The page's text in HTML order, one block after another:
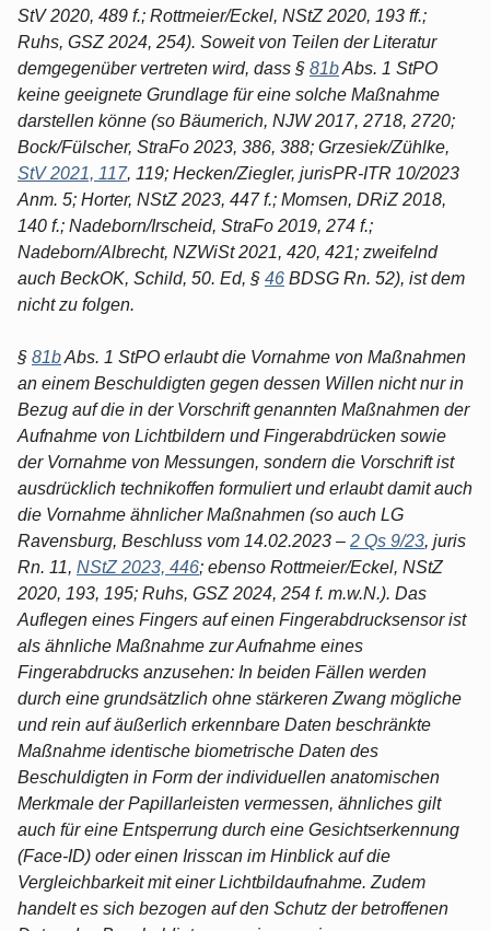
StV 2020, 489 f.; Rottmeier/Eckel, NStZ 2020, 193 ff.;
Ruhs, GSZ 2024, 254). Soweit von Teilen der Literatur
demgegenüber vertreten wird, dass § 81bAbs. 1 StPO
keine geeignete Grundlage für eine solche Maßnahme
darstellen könne (so Bäumerich, NJW 2017, 2718, 2720;
Bock/Fülscher, StraFo 2023, 386, 388; Grzesiek/Zühlke,
StV 2021, 117, 119; Hecken/Ziegler, jurisPR-ITR 10/2023
Anm. 5; Horter, NStZ 2023, 447 f.; Momsen, DRiZ 2018,
140 f.; Nadeborn/Irscheid, StraFo 2019, 274 f.;
Nadeborn/Albrecht, NZWiSt 2021, 420, 421; zweifelnd
auch BeckOK, Schild, 50. Ed, § 46 BDSG Rn. 52), ist dem
nicht zu folgen.
§ 81bAbs. 1 StPO erlaubt die Vornahme von Maßnahmen
an einem Beschuldigten gegen dessen Willen nicht nur in
Bezug auf die in der Vorschrift genannten Maßnahmen der
Aufnahme von Lichtbildern und Fingerabdrücken sowie
der Vornahme von Messungen, sondern die Vorschrift ist
ausdrücklich technikoffen formuliert und erlaubt damit auch
die Vornahme ähnlicher Maßnahmen (so auch LG
Ravensburg, Beschluss vom 14.02.2023 – 2 Qs 9/23, juris
Rn. 11, NStZ 2023, 446; ebenso Rottmeier/Eckel, NStZ
2020, 193, 195; Ruhs, GSZ 2024, 254 f. m.w.N.). Das
Auflegen eines Fingers auf einen Fingerabdrucksensor ist
als ähnliche Maßnahme zur Aufnahme eines
Fingerabdrucks anzusehen: In beiden Fällen werden
durch eine grundsätzlich ohne stärkeren Zwang mögliche
und rein auf äußerlich erkennbare Daten beschränkte
Maßnahme identische biometrische Daten des
Beschuldigten in Form der individuellen anatomischen
Merkmale der Papillarleisten vermessen, ähnliches gilt
auch für eine Entsperrung durch eine Gesichtserkennung
(Face-ID) oder einen Irisscan im Hinblick auf die
Vergleichbarkeit mit einer Lichtbildaufnahme. Zudem
handelt es sich bezogen auf den Schutz der betroffenen